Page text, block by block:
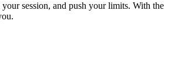
session, and push your limits. With the